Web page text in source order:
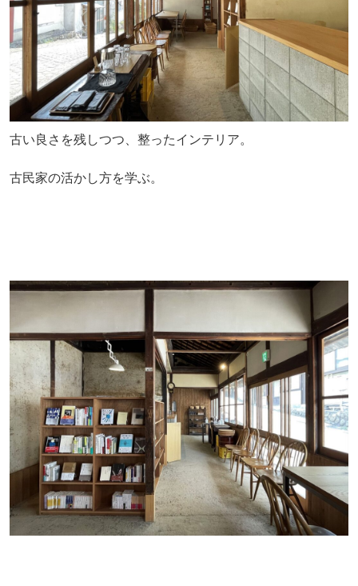
古い良さを残しつつ、整ったインテリア。
古民家の活かし方を学ぶ。